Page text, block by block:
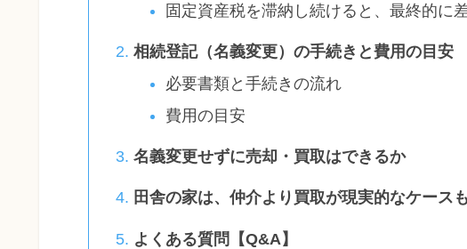
固定資産税を滞納し続けると、最終的に
相続登記（名義変更）の手続きと費用の目安
必要書類と手続きの流れ
費用の目安
名義変更せずに売却・買取はできるか
田舎の家は、仲介より買取が現実的なケース
よくある質問【Q&A】